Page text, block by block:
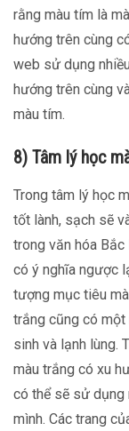
rằng màu tím là
hướng trên cùng
web sử dụng
hướng trên cùng
màu tím.
8) Tâm lý học
Trong tâm lý học
tốt lành, sạch sẽ
trong văn hóa
có ý nghĩa ngược
tượng mục tiêu
trắng cũng có
sinh và lạnh lùng.
màu trắng có xu
có thể sẽ sử dụng
mình. Các trang